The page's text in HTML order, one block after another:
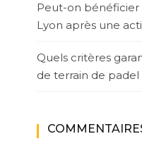
Peut-on bénéficier
Lyon après une
Quels critères
de terrain de